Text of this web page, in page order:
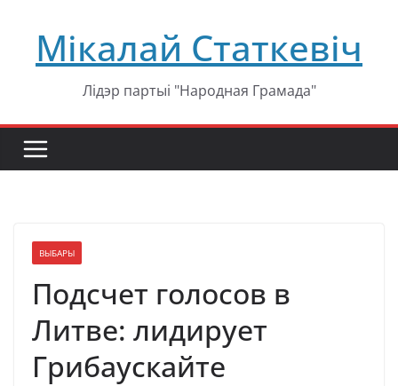
содержимому
Мікалай Статкевіч
Лідэр партыі "Народная Грамада"
ВЫБАРЫ
Подсчет голосов в
Литве: лидирует
Грибаускайте